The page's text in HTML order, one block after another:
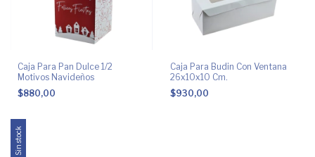
Caja Para Pan Dulce 1/2
Motivos Navideños
$880,00
Caja Para Budin Con Ventana
26x10x10 Cm.
$930,00
Sin stock